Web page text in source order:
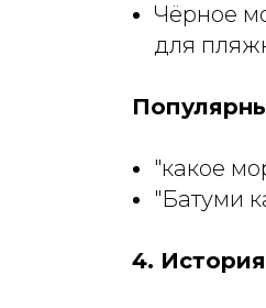
Чёрное
для
"какое
"Батуми
4.